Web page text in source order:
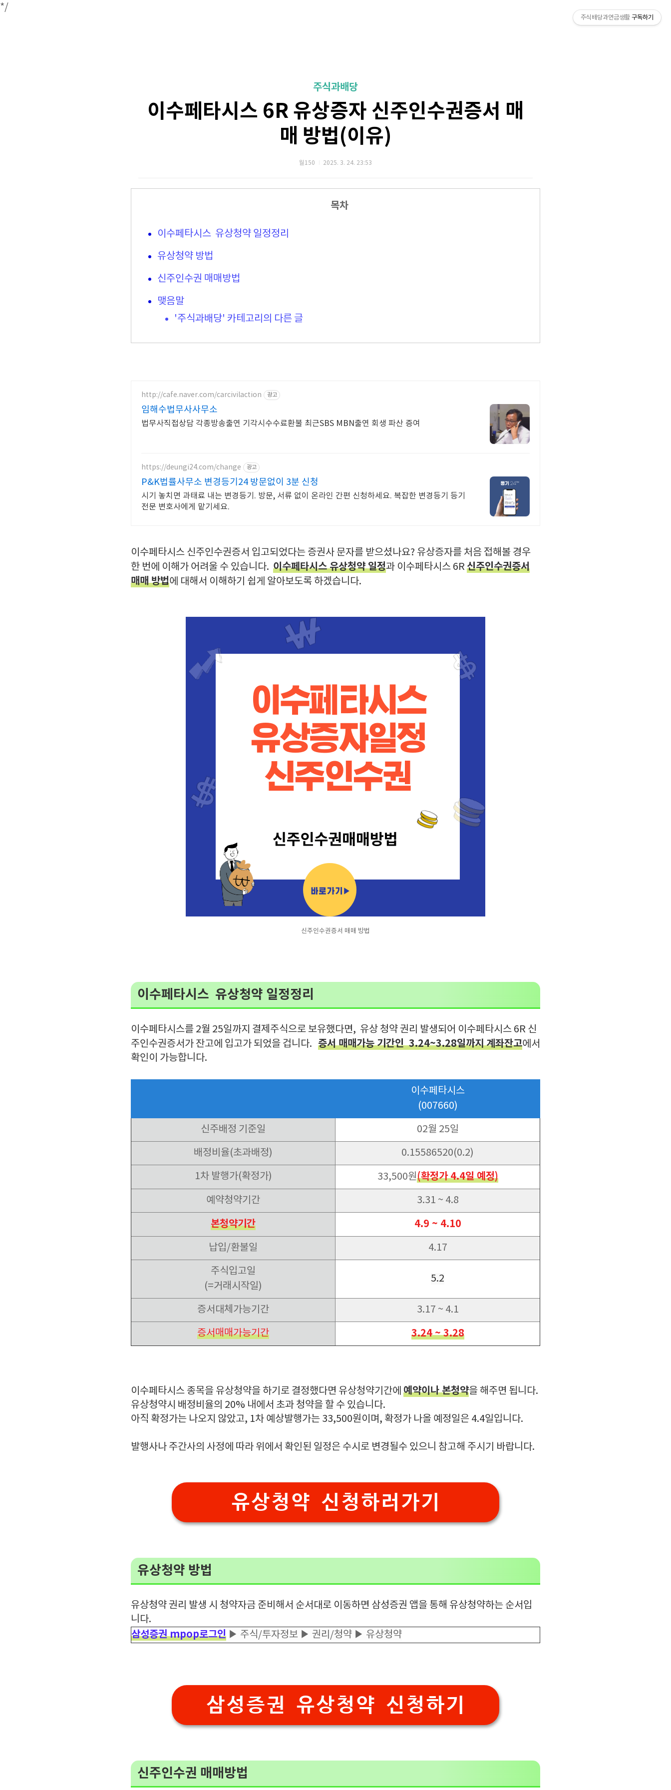
*/
주식과배당
이수페타시스 6R 유상증자 신주인수권증서 매
매 방법(이유)
월150 2025. 3. 24. 23:53
목차
이수페타시스 유상청약 일정정리
유상청약 방법
신주인수권 매매방법
맺음말
'주식과배당' 카테고리의 다른 글
http://cafe.naver.com/carcivilaction 광고
임해수법무사사무소
법무사직접상담 각종방송출연 기각시수수료환불 최근SBS MBN출연 회생 파산 증여
https://deungi24.com/change 광고
P&K법률사무소 변경등기24 방문없이 3분 신청
시기 놓치면 과태료 내는 변경등기. 방문, 서류 없이 온라인 간편 신청하세요. 복잡한 변경등기 등기
전문 변호사에게 맡기세요.
이수페타시스 신주인수권증서 입고되었다는 증권사 문자를 받으셨나요? 유상증자를 처음 접해볼 경우
한 번에 이해가 어려울 수 있습니다. 이수페타시스 유상청약 일정과 이수페타시스 6R 신주인수권증서
매매 방법에 대해서 이해하기 쉽게 알아보도록 하겠습니다.
신주인수권증서 매매 방법
이수페타시스 유상청약 일정정리
이수페타시스를 2월 25일까지 결제주식으로 보유했다면, 유상 청약 권리 발생되어 이수페타시스 6R 신
주인수권증서가 잔고에 입고가 되었을 겁니다. 증서 매매가능 기간인 3.24~3.28일까지 계좌잔고에서
확인이 가능합니다.
이수페타시스
(007660)
신주배정 기준일 02월 25일
배정비율(초과배정) 0.15586520(0.2)
1차 발행가(확정가) 33,500원(확정가 4.4일 예정)
예약청약기간 3.31 ~ 4.8
본청약기간 4.9 ~ 4.10
납입/환불일 4.17
주식입고일
(=거래시작일)
5.2
증서대체가능기간 3.17 ~ 4.1
증서매매가능기간 3.24 ~ 3.28
이수페타시스 종목을 유상청약을 하기로 결정했다면 유상청약기간에 예약이나 본청약을 해주면 됩니다.
유상청약시 배정비율의 20% 내에서 초과 청약을 할 수 있습니다.
아직 확정가는 나오지 않았고, 1차 예상발행가는 33,500원이며, 확정가 나올 예정일은 4.4일입니다.
발행사나 주간사의 사정에 따라 위에서 확인된 일정은 수시로 변경될수 있으니 참고해 주시기 바랍니다.
유상청약 신청하러가기
유상청약 방법
유상청약 권리 발생 시 청약자금 준비해서 순서대로 이동하면 삼성증권 앱을 통해 유상청약하는 순서입
니다.
삼성증권 mpop로그인 ▶ 주식/투자정보 ▶ 권리/청약 ▶ 유상청약
삼성증권 유상청약 신청하기
신주인수권 매매방법
주식배당과연금생활 구독하기